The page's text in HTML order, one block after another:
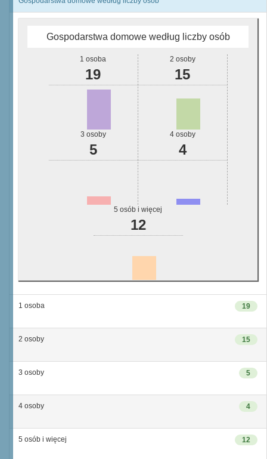
Gospodarstwa domowe według liczby osób
1 osoba
19
2 osoby
15
3 osoby
5
4 osoby
4
5 osób i więcej
12
19
1 osoba
15
2 osoby
5
3 osoby
4
4 osoby
12
5 osób i więcej